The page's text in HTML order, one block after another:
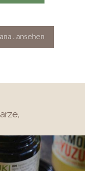
. ansehen